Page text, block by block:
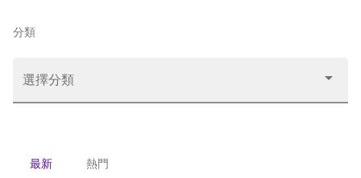
分類
選擇分類 arrow_drop_down
最新 熱門